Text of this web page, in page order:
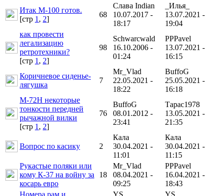
Итак М-100 готов.
[cтр 1, 2]
68
Слава Indian
10.07.2017 -
18:17
_Илья_
13.07.2021 -
19:04
как провести
легализацию
ретротехники?
[cтр 1, 2]
98
Schwarcwald
16.10.2006 -
01:24
PPPavel
13.07.2021 -
16:15
Коричневое сиденье-
лягушка
7
Mr_Vlad
22.05.2021 -
18:22
BuffoG
25.05.2021 -
16:18
М-72Н некоторые
тонкости передней
рычажной вилки
[cтр 1, 2]
76
BuffoG
08.01.2012 -
23:41
Тарас1978
13.05.2021 -
21:35
Вопрос по касику 2
Кала
30.04.2021 -
11:01
Кала
30.04.2021 -
11:15
Рукастые поляки или
кому К-37 на войну за
косарь евро
18
Mr_Vlad
08.04.2021 -
09:25
PPPavel
16.04.2021 -
18:43